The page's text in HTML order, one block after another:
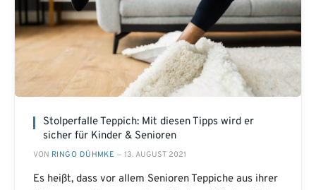
Stolperfalle Teppich: Mit diesen Tipps wird er
sicher für Kinder & Senioren
VON RINGO DÜHMKE 13. AUGUST 2021
Es heißt, dass vor allem Senioren Teppiche aus ihrer